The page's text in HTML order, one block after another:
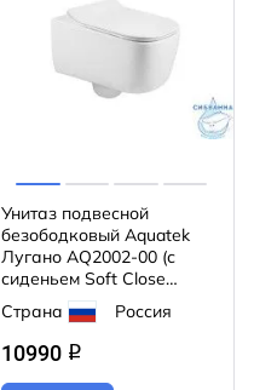
Унитаз подвесной
безободковый Aquatek
Лугано AQ2002-00 (с
сиденьем Soft Close
(микролифт)
Страна Россия
10990 q